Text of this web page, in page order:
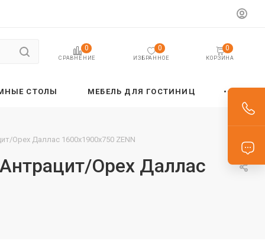
СРАВНЕНИЕ
0
ИЗБРАННОЕ
0
КОРЗИНА
0
СТОЛЫ МЕБЕЛЬ ДЛЯ ГОСТИНИЦ
Орех Даллас 1600х1900х750 ZENN
Орех Даллас